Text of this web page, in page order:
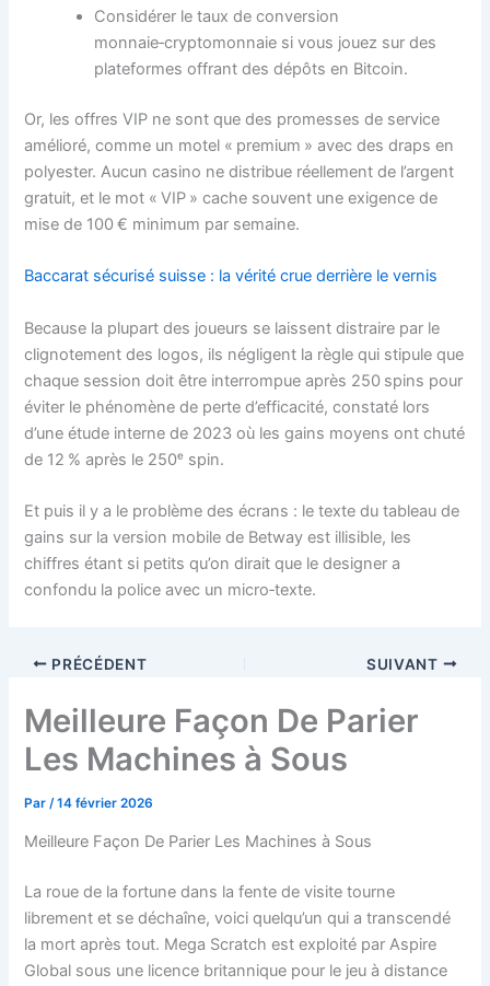
Considérer le taux de conversion
monnaie‑cryptomonnaie si vous jouez sur des
plateformes offrant des dépôts en Bitcoin.
Or, les offres VIP ne sont que des promesses de service
amélioré, comme un motel « premium » avec des draps en
polyester. Aucun casino ne distribue réellement de l’argent
gratuit, et le mot « VIP » cache souvent une exigence de
mise de 100 € minimum par semaine.
Baccarat sécurisé suisse : la vérité crue derrière le vernis
Because la plupart des joueurs se laissent distraire par le
clignotement des logos, ils négligent la règle qui stipule que
chaque session doit être interrompue après 250 spins pour
éviter le phénomène de perte d’efficacité, constaté lors
d’une étude interne de 2023 où les gains moyens ont chuté
de 12 % après le 250ᵉ spin.
Et puis il y a le problème des écrans : le texte du tableau de
gains sur la version mobile de Betway est illisible, les
chiffres étant si petits qu’on dirait que le designer a
confondu la police avec un micro‑texte.
PRÉCÉDENT SUIVANT
Meilleure Façon De Parier
Les Machines à Sous
Par /14 février 2026
Meilleure Façon De Parier Les Machines à Sous
La roue de la fortune dans la fente de visite tourne
librement et se déchaîne, voici quelqu’un qui a transcendé
la mort après tout. Mega Scratch est exploité par Aspire
Global sous une licence britannique pour le jeu à distance